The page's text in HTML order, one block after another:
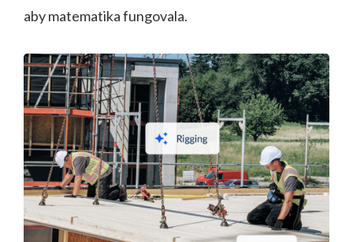
aby matematika fungovala.